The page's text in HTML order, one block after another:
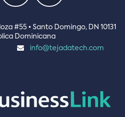
#55 • Santo Domingo, DN 10131
Dominicana
info@tejadatech.com